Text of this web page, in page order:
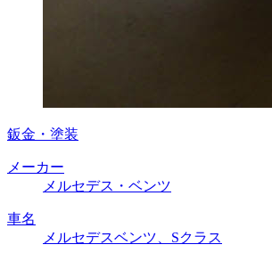
鈑金・塗装
メーカー
メルセデス・ベンツ
車名
メルセデスベンツ、Sクラス